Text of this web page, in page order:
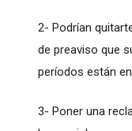
2- Podrían
de preaviso que
períodos están
3- Poner una